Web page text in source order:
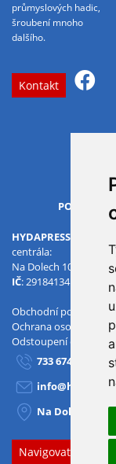
průmyslových hadic,
šroubení mnoho
dalšího.
Kontakt
PO-PÁ
HYDAPRESS CZ s.r.o.
centrála:
Na Dolech 109 586 01
IČ: 29184134 :
Obchodní podmínky
Ochrana osobních
Odstoupení od
733 674 293
Na Dolech 109,
Navigovat sem